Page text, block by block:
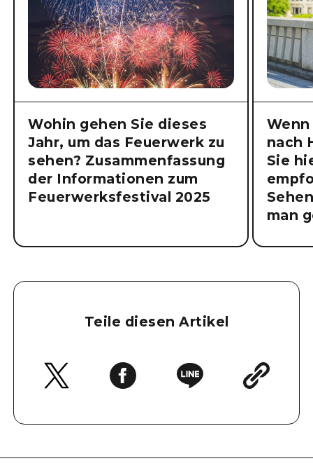
Wohin gehen Sie dieses
Jahr, um das Feuerwerk zu
sehen? Zusammenfassung
der Informationen zum
Feuerwerksfestival 2025
nach
Sie
man
Teile diesen Artikel